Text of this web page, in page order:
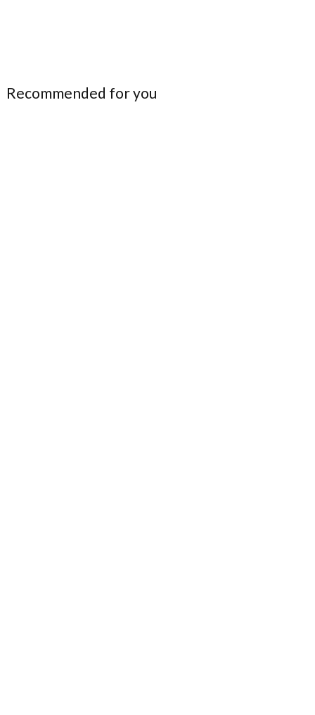
Recommended for you